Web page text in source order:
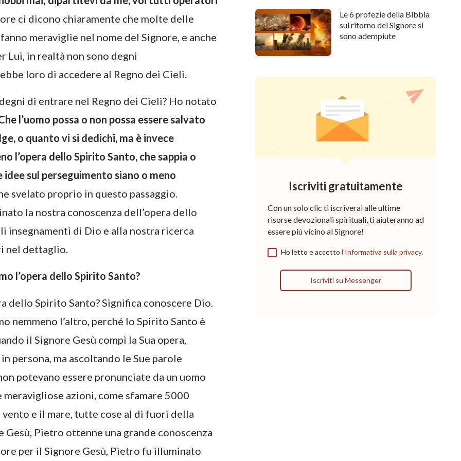
ci dicono chiaramente che molte delle
meraviglie nel nome del Signore, e anche
Lui, in realtà non sono degni
loro di accedere al Regno dei Cieli.
di entrare nel Regno dei Cieli? Ho notato
l’uomo possa o non possa essere salvato
o quanto vi si dedichi, ma è invece
l’opera dello Spirito Santo, che sappia o
sul perseguimento siano o meno
svelato proprio in questo passaggio.
la nostra conoscenza dell’opera dello
insegnamenti di Dio e alla nostra ricerca
nel dettaglio.
l’opera dello Spirito Santo?
dello Spirito Santo? Significa conoscere Dio.
nemmeno l’altro, perché lo Spirito Santo è
il Signore Gesù compì la Sua opera,
persona, ma ascoltando le Sue parole
potevano essere pronunciate da un uomo
azioni, come sfamare 5000
e il mare, tutte cose al di fuori della
Pietro ottenne una grande conoscenza
per il Signore Gesù, Pietro fu illuminato
Le 6 profezie della Bibbia
sul ritorno del Signore si
sono adempiute
Iscriviti gratuitamente
Con un solo clic ti iscriverai alle ultime
risorse devozionali spirituali, ti aiuteranno ad
essere più vicino al Signore!
Ho letto e accetto l’Informativa sulla privacy.
Iscriviti su Messenger